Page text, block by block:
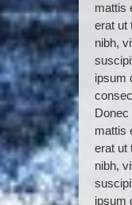
mattis
erat ut
nibh,
ipsum
Donec
mattis
erat ut
nibh,
ipsum